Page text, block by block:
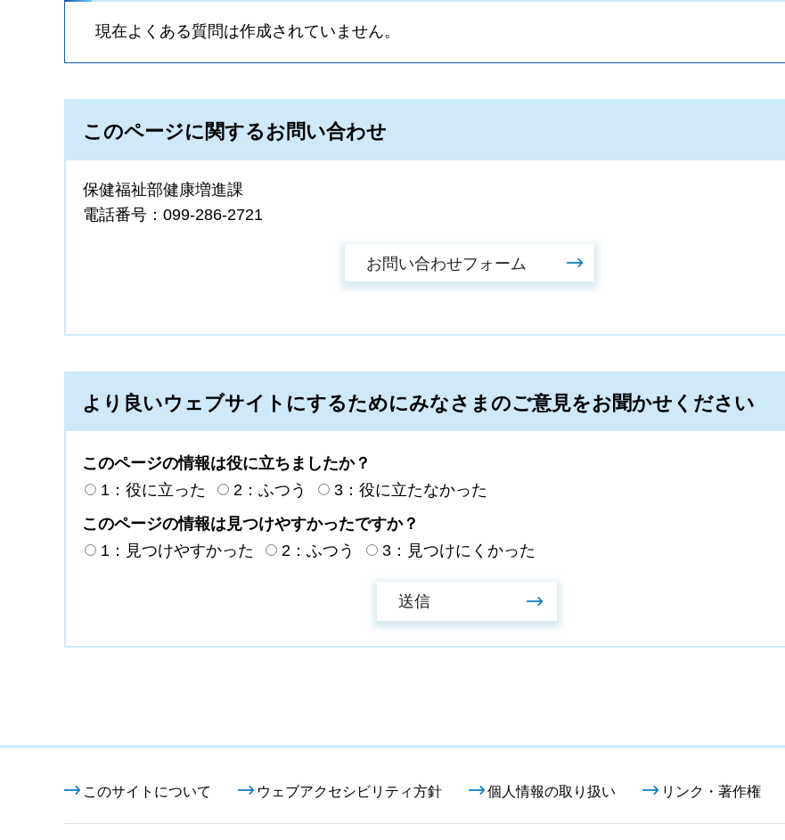
現在よくある質問は作成されていません。
このページに関するお問い合わせ
保健福祉部健康増進課
電話番号：099-286-2721
より良いウェブサイトにするためにみなさまのご意見をお聞かせください
このページの情報は役に立ちましたか？
1：役に立った
2：ふつう
3：役に立たなかった
このページの情報は見つけやすかったですか？
1：見つけやすかった
2：ふつう 3：見つけにくかった
このサイトについて ウェブアクセシビリティ方針 個人情報の取り扱い リンク・著作権